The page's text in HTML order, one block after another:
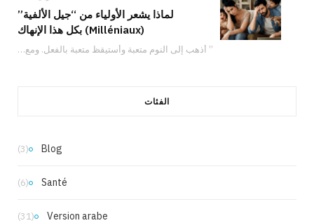
لماذا يشعر الأولياء من “جيل الألفية”
(Milléniaux) بكل هذا الإنهاك
” أذهب إلى النوم متعبة وأستيقظ متعبة بالفعل. ومع ذلك، لدي شعور دائم بأنني لا…
الفئات
Blog
(3)
Santé
(6)
Version arabe
(31)